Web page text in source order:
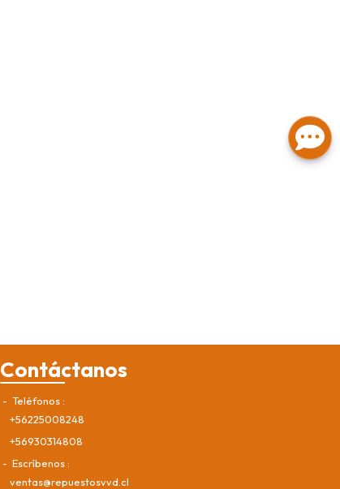
Contáctanos
Teléfonos
+56225008248
+56930314808
Escríbenos
ventas@repuestosvvd.cl